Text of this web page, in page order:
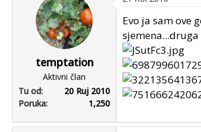
temptation
Aktivni član
Tu od
20 Ruj 2010
Poruka
1,250
Evo ja sam ove